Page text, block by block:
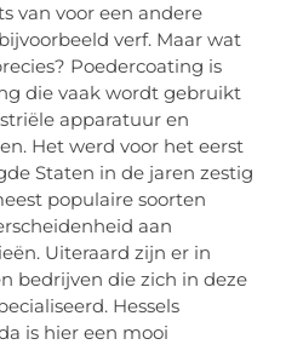
van voor een andere
verf. Maar wat
Poedercoating is
die vaak wordt gebruikt
apparatuur en
Het werd voor het eerst
Staten in de jaren zestig
populaire soorten
aan
Uiteraard zijn er in
bedrijven die zich in deze
Hessels
is hier een mooi